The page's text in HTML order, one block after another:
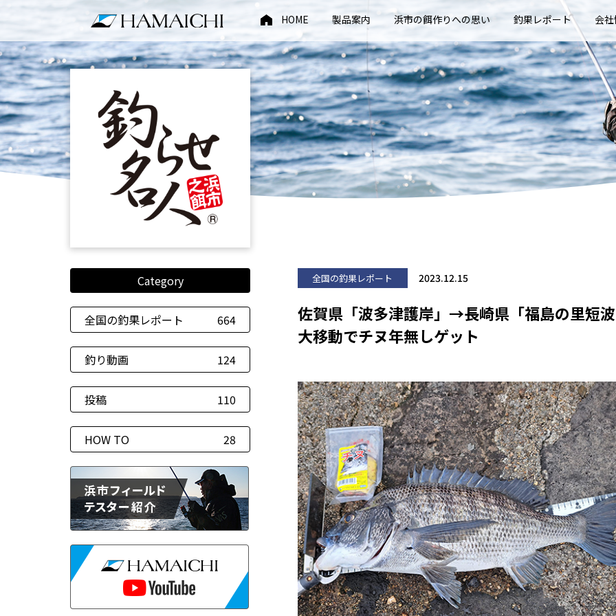
HOME 製品案内 浜市の餌作りへの思い 釣果レポート 会
Category
全国の釣果レポート 664
釣り動画 124
投稿 110
HOW TO 28
全国の釣果レポート 2023.12.15
佐賀県「波多津護岸」→長崎県「福島の里短
大移動でチヌ年無しゲット